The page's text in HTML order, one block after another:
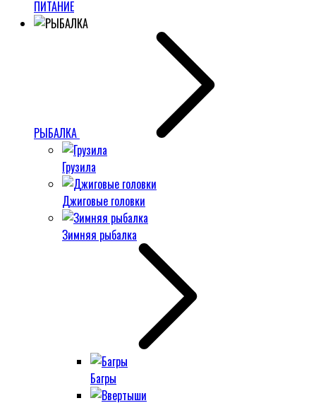
ПИТАНИЕ
РЫБАЛКА
Грузила
Джиговые головки
Зимняя рыбалка
Багры